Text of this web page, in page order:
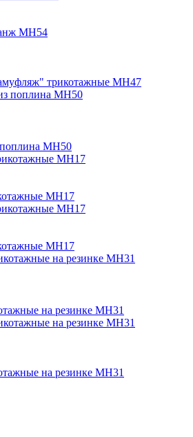
МН54
трикотажные МН47
МН50
МН17
МН17
на резинке МН31
на резинке МН31